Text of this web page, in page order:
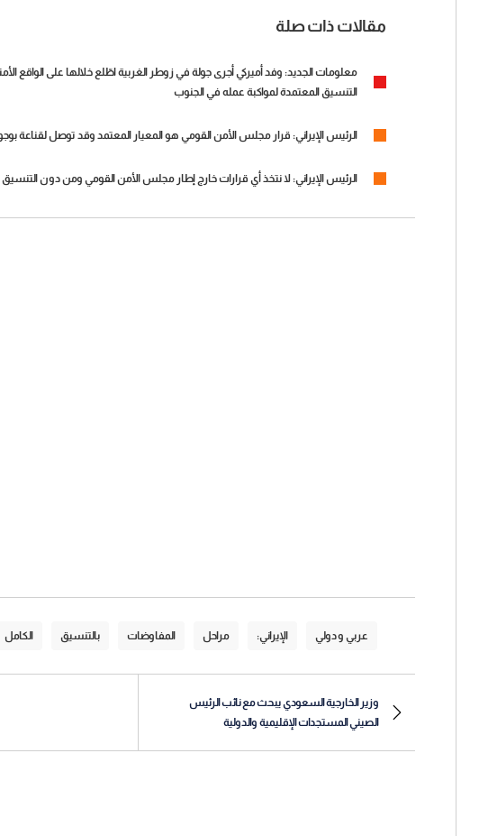
مقالات ذات صلة
معلومات الجديد: وفد أميركي أجرى جولة في زوطر الغربية اطّلع خلالها على الواقع
التنسيق المعتمدة لمواكبة عمله في الجنوب
الرئيس الإيراني: قرار مجلس الأمن القومي هو المعيار المعتمد وقد توصل لقناعة
الرئيس الإيراني: لا نتخذ أي قرارات خارج إطار مجلس الأمن القومي ومن دون
عربي و دولي الإيراني: مراحل المفاوضات بالتنسيق الكامل
وزير الخارجية السعودي يبحث مع نائب الرئيس
الصيني المستجدات الإقليمية والدولية